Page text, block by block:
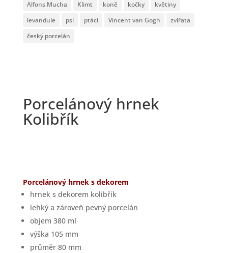
Alfons Mucha Klimt koně kočky
květiny
levandule
psi ptáci Vincent van Gogh
zvířata
český porcelán
Porcelánový hrnek
Kolibřík
Porcelánový hrnek s dekorem
hrnek s dekorem kolibřík
lehký a zároveň pevný porcelán
objem 380 ml
výška 105 mm
průměr 80 mm